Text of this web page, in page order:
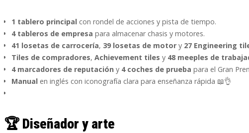
1 tablero principal con rondel de acciones y pista de tiempo.
4 tableros de empresa para almacenar chasis y motores.
41 losetas de carrocería, 39 losetas de motor y 27 Engineering
Tiles de compradores, Achievement tiles y 48 meeples de
4 marcadores de reputación y 4 coches de prueba para el Gran
Manual en inglés con iconografía clara para enseñanza rápida 📖👌
🏆Diseñador y arte